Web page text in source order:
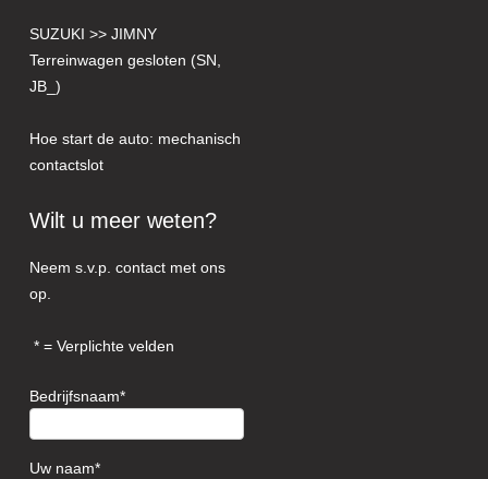
SUZUKI >> JIMNY
Terreinwagen gesloten (SN,
JB_)
Hoe start de auto: mechanisch
contactslot
Wilt u meer weten?
Neem s.v.p. contact met ons
op.
= Verplichte velden
Bedrijfsnaam
Uw naam